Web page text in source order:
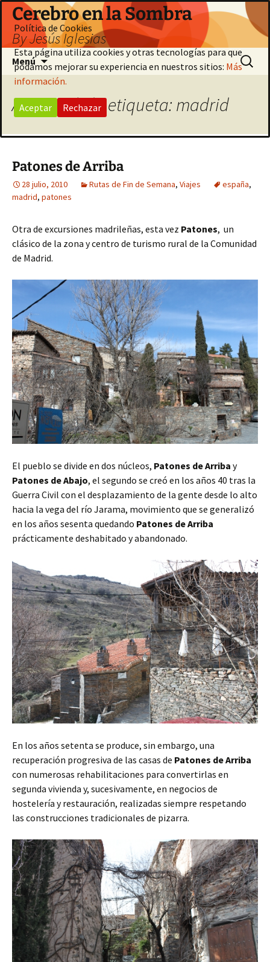
Saltar
contenido
Cerebro en la Sombra
By Jesús Iglesias
Menú Buscar:
Archivo de la etiqueta: madrid
Patones de Arriba
28 julio, 2010 Rutas de Fin de Semana, Viajes españa,
madrid, patones
Otra de excursiones madrileñas, esta vez Patones, un
clásico de la zona y centro de turismo rural de la Comunidad
de Madrid.
El pueblo se divide en dos núcleos, Patones de Arriba y
Patones de Abajo, el segundo se creó en los años 40 tras la
Guerra Civil con el desplazamiento de la gente desde lo alto
hacia la vega del río Jarama, movimiento que se generalizó
en los años sesenta quedando Patones de Arriba
prácticamente deshabitado y abandonado.
En los años setenta se produce, sin embargo, una
recuperación progresiva de las casas de Patones de Arriba
con numerosas rehabilitaciones para convertirlas en
segunda vivienda y, sucesivamente, en negocios de
hostelería y restauración, realizadas siempre respetando
las construcciones tradicionales de pizarra.
Política de Cookies
Esta página utiliza cookies y otras tecnologías para que
podamos mejorar su experiencia en nuestros sitios: Más
información.
Aceptar Rechazar